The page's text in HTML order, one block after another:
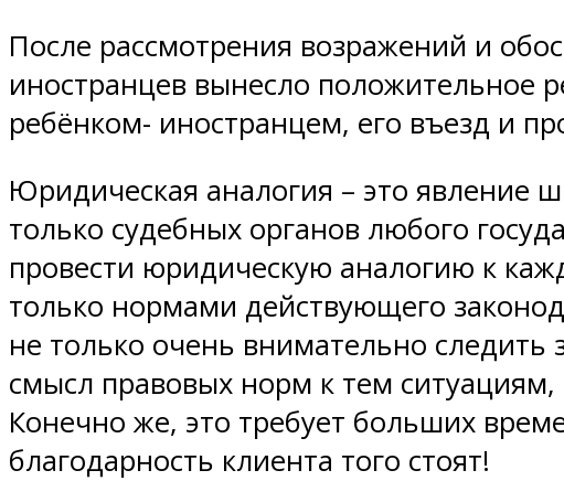
После рассмотрения возражений и
иностранцев вынесло положительное
ребёнком- иностранцем, его въезд и
Юридическая аналогия – это явление
только судебных органов любого
провести юридическую аналогию к
только нормами действующего
не только очень внимательно
смысл правовых норм к тем
Конечно же, это требует больших
благодарность клиента того стоят!